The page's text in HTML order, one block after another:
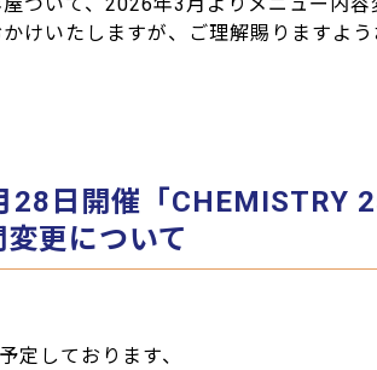
ついて、2026年3月よりメニュー内
けいたしますが、ご理解賜りますよう
28日開催「
更について
定しております、